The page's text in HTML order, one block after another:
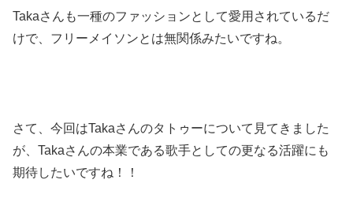
Takaさんも一種のファッションとして愛用されているだ
けで、 フリーメイソンとは無関係みたいですね。
さて、今回はTakaさんのタトゥーについて見てきました
が、Takaさんの本業である歌手としての更なる活躍にも
期待したいですね！！